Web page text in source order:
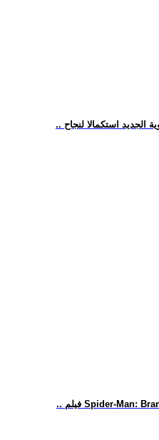
الجديد استكمالا لنجاح